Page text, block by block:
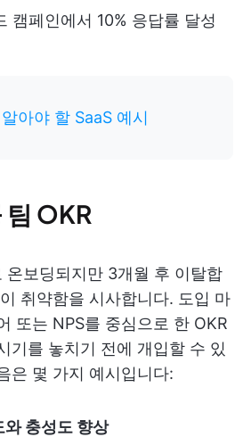
캠페인에서 10% 응답률 달성
아야 할 SaaS 예시
팀 OKR
온보딩되지만 3개월 후 이탈합
취약함을 시사합니다. 도입 마
또는 NPS를 중심으로 한 OKR
기를 놓치기 전에 개입할 수 있
은 몇 가지 예시입니다:
와 충성도 향상